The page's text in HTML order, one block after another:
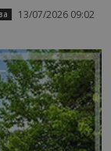
13/07/2026 09:02